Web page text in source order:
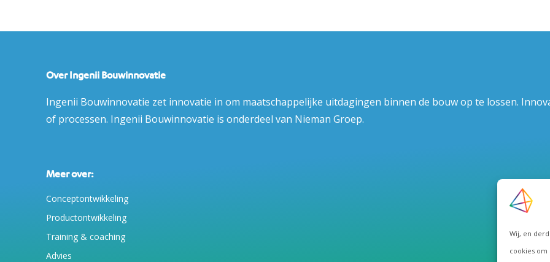
Wij, en
cookies
Over Ingenii Bouwinnovatie
Ingenii Bouwinnovatie zet innovatie in om maatschappelijke uitdagingen binnen de bouw op te lossen.
of processen. Ingenii Bouwinnovatie is onderdeel van Nieman Groep.
Meer over:
Conceptontwikkeling
Productontwikkeling
Training & coaching
Advies